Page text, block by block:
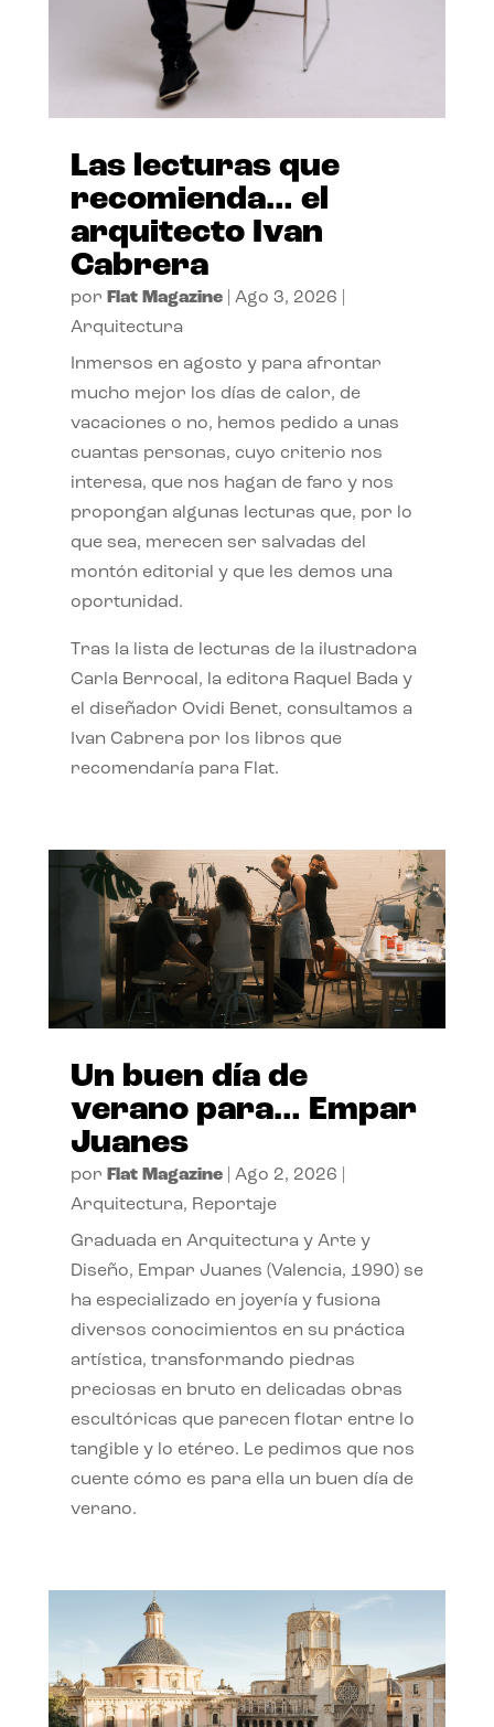
Las lecturas que
recomienda… el
arquitecto Ivan
Cabrera
por Flat Magazine| Ago 3, 2026
Arquitectura
Inmersos en agosto y para afrontar
mucho mejor los días de calor, de
vacaciones o no, hemos pedido a unas
cuantas personas, cuyo criterio nos
interesa, que nos hagan de faro y nos
propongan algunas lecturas que, por lo
que sea, merecen ser salvadas del
montón editorial y que les demos una
oportunidad.
Tras la lista de lecturas de la ilustradora
Carla Berrocal, la editora Raquel Bada y
el diseñador Ovidi Benet, consultamos a
Ivan Cabrera por los libros que
recomendaría para Flat.
Un buen día de
verano para… Empar
Juanes
por Flat Magazine| Ago 2, 2026
Arquitectura, Reportaje
Graduada en Arquitectura y Arte y
Diseño, Empar Juanes (Valencia, 1990) se
ha especializado en joyería y fusiona
diversos conocimientos en su práctica
artística, transformando piedras
preciosas en bruto en delicadas obras
escultóricas que parecen flotar entre lo
tangible y lo etéreo. Le pedimos que nos
cuente cómo es para ella un buen día de
verano.